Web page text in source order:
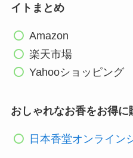
イトまとめ
Amazon
楽天市場
Yahooショッピング
おしゃれなお香をお得に
日本香堂オンライン